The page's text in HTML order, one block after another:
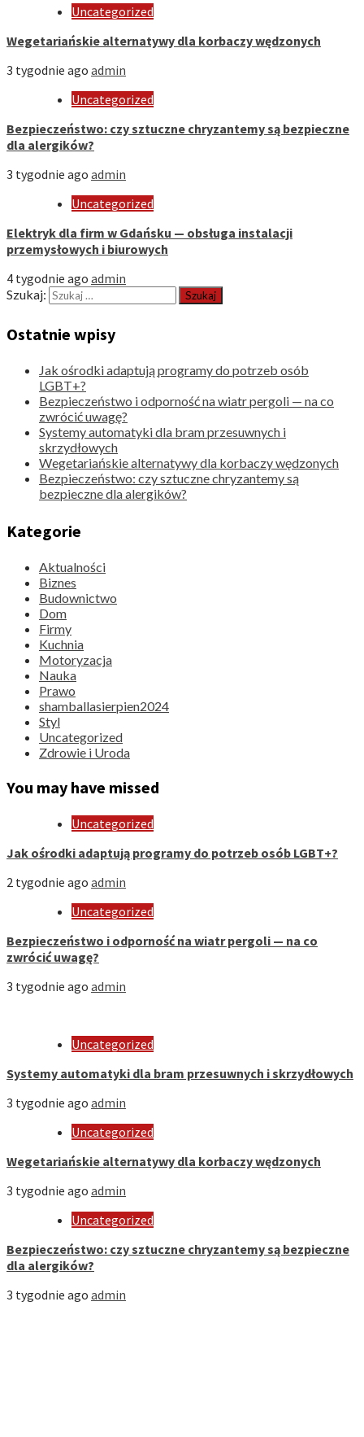
Uncategorized
Wegetariańskie alternatywy dla korbaczy wędzonych
3 tygodnie ago admin
Uncategorized
Bezpieczeństwo: czy sztuczne chryzantemy są bezpieczne
dla alergików?
3 tygodnie ago admin
Uncategorized
Elektryk dla firm w Gdańsku — obsługa instalacji
przemysłowych i biurowych
4 tygodnie ago admin
Szukaj:
Ostatnie wpisy
Jak ośrodki adaptują programy do potrzeb osób
LGBT+?
Bezpieczeństwo i odporność na wiatr pergoli — na co
zwrócić uwagę?
Systemy automatyki dla bram przesuwnych i
skrzydłowych
Wegetariańskie alternatywy dla korbaczy wędzonych
Bezpieczeństwo: czy sztuczne chryzantemy są
bezpieczne dla alergików?
Kategorie
Aktualności
Biznes
Budownictwo
Dom
Firmy
Kuchnia
Motoryzacja
Nauka
Prawo
shamballasierpien2024
Styl
Uncategorized
Zdrowie i Uroda
You may have missed
Uncategorized
Jak ośrodki adaptują programy do potrzeb osób LGBT+?
2 tygodnie ago admin
Uncategorized
Bezpieczeństwo i odporność na wiatr pergoli — na co
zwrócić uwagę?
3 tygodnie ago admin
Uncategorized
Systemy automatyki dla bram przesuwnych i skrzydłowych
3 tygodnie ago admin
Uncategorized
Wegetariańskie alternatywy dla korbaczy wędzonych
3 tygodnie ago admin
Uncategorized
Bezpieczeństwo: czy sztuczne chryzantemy są bezpieczne
dla alergików?
3 tygodnie ago admin